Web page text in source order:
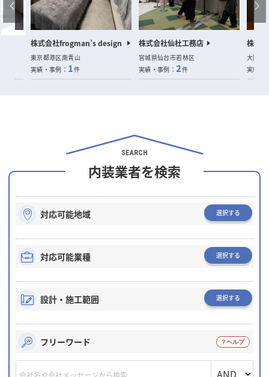
株式会社frogman’s design
東京都港区南青山
実績・事例： 1件
株式会社仙杜工務店
宮城県仙台市若林区
実績・事例：2件
株式
大阪府
実績・
SEARCH
内装業者を検索
対応可能地域 選択する
対応可能業種 選択する
設計・施工範囲 選択する
フリーワード